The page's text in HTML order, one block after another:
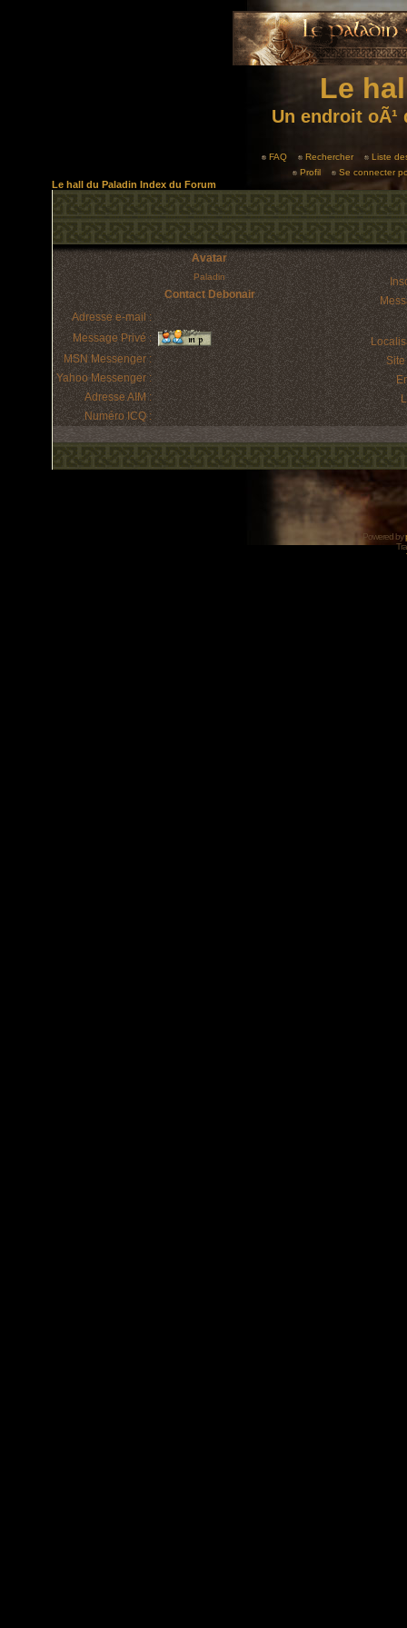
Le
Un endroit
FAQ Rechercher
Liste
Profil
Se connecter
Le hall du Paladin Index du Forum
Avatar
Paladin
Contact Debonair
Adresse e-mail :
Message Privé :
MSN Messenger :
Yahoo Messenger :
Adresse AIM :
Numéro ICQ :
Powered by